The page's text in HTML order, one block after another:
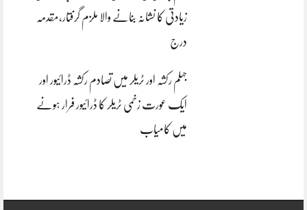
زیادتی کا نشانہ بنانے والا ملزم گرفتار،مقدمہ
درج
جہلم رکشہ اور ٹریلر میں تصادم رکشہ ڈرائیور اور
ایک عورت زخمی ٹریلر کا ڈرائیور فرار ہونے
میں کامیاب